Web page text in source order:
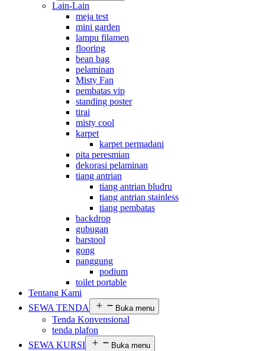
Lain-Lain
meja test
mini garden
lampu filamen
flooring
bean bag
pelaminan
Misty Fan
pembatas vip
standing poster
tirai
misty cool
karpet
karpet permadani
pita peresmian
dekorasi pelaminan
tiang antrian
tiang antrian bludru
tiang antrian stainless
tiang pembatas
backdrop
gubugan
barstool
gong
panggung
podium
toilet portable
Tentang Kami
SEWA TENDA
Buka menu
Tenda Konvensional
tenda plafon
SEWA KURSI
Buka menu